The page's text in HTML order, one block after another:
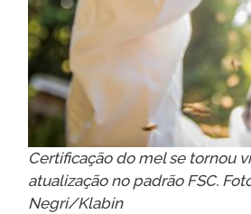
Certificação do mel se tornou
atualização no padrão FSC.
Negri/Klabin